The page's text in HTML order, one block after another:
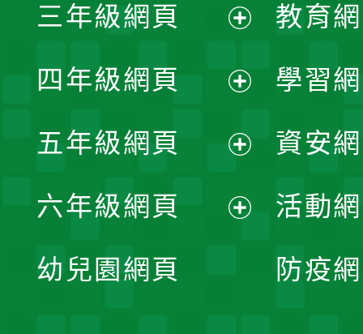
選
單
開
選
單
三年級網頁
開
選
單
四年級網頁
開
選
五年級網頁
開
六年級網頁
幼兒園網頁
教育
學習
資安
活動
防疫